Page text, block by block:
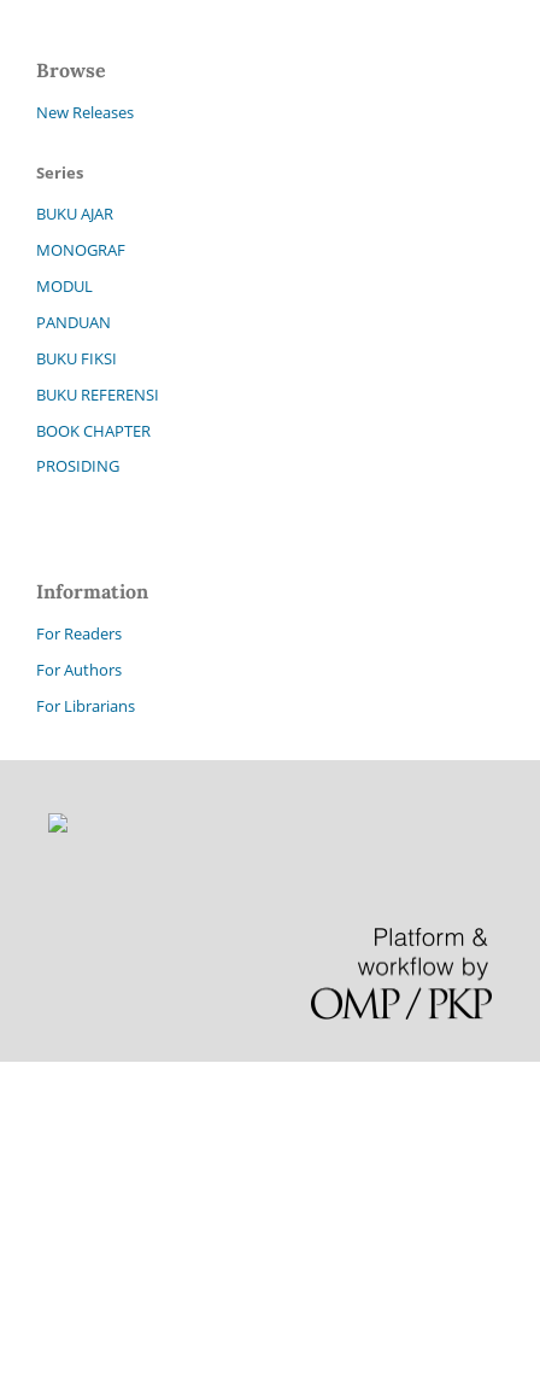
Browse
New Releases
Series
BUKU AJAR
MONOGRAF
MODUL
PANDUAN
BUKU FIKSI
BUKU REFERENSI
BOOK CHAPTER
PROSIDING
Information
For Readers
For Authors
For Librarians